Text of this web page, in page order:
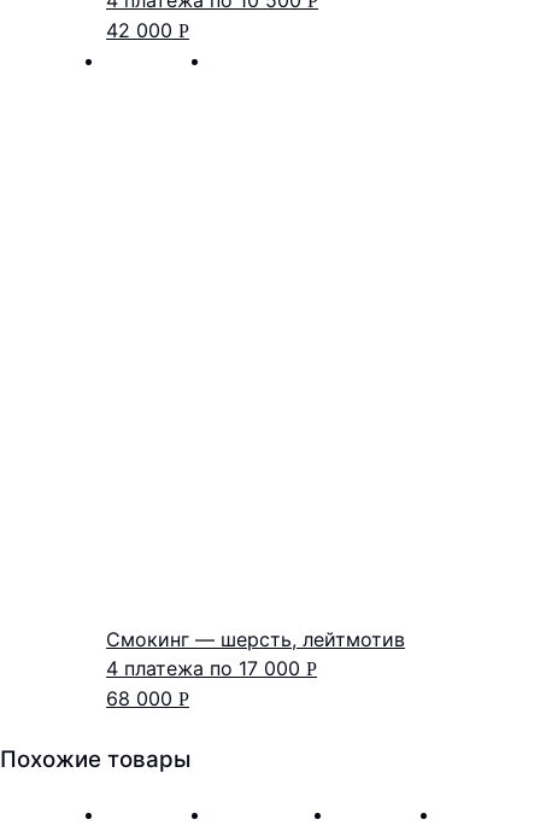
42 000 Р
Смокинг — шерсть, лейтмотив
4 платежа по 17 000 Р
68 000 Р
Похожие товары